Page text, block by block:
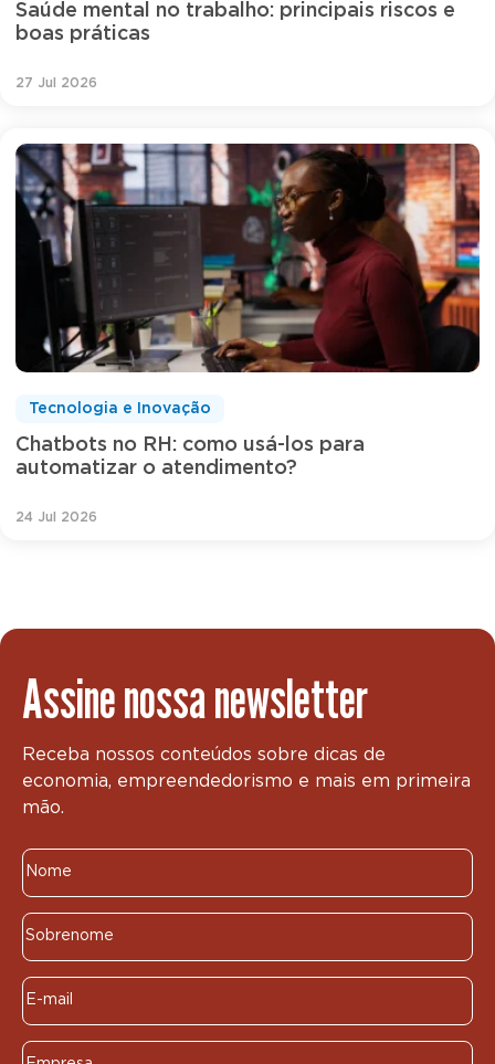
Saúde mental no trabalho: principais riscos e
boas práticas
27 Jul 2026
Chatbots no RH: como usá-los para
automatizar o atendimento?
Tecnologia e Inovação
24 Jul 2026
Assine nossa newsletter
Receba nossos conteúdos sobre dicas de
economia, empreendedorismo e mais em primeira
mão.